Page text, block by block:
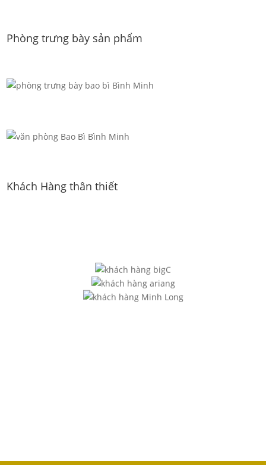
Phòng trưng bày sản phẩm
Khách Hàng thân thiết